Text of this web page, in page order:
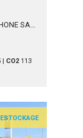
SAN
| CO2 113